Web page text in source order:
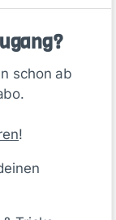
schon ab
!
Drink